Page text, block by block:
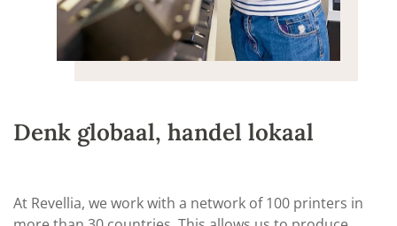
Denk globaal, handel lokaal
At Revellia, we work with a network of 100 printers in